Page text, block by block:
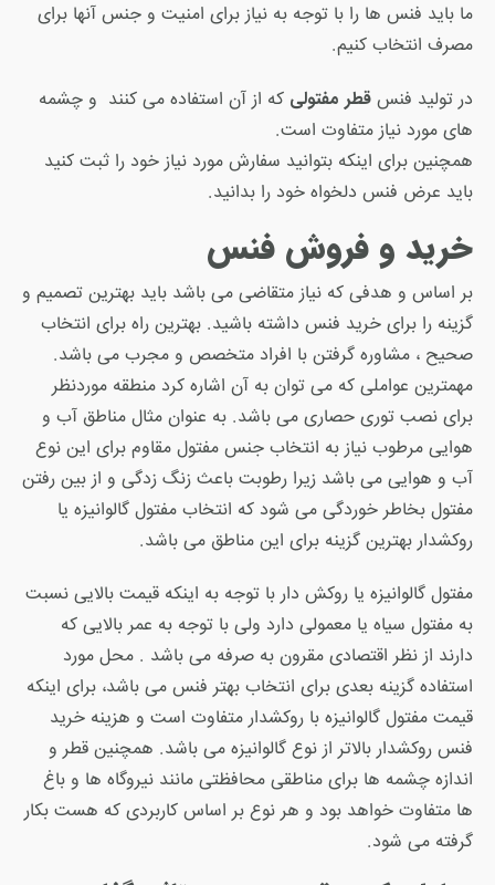
ما باید فنس ها را با توجه به نیاز برای امنیت و جنس آنها برای
مصرف انتخاب کنیم.
در تولید فنس قطر مفتولی که از آن استفاده می کنند و چشمه
های مورد نیاز متفاوت است.
همچنین برای اینکه بتوانید سفارش مورد نیاز خود را ثبت کنید
باید عرض فنس دلخواه خود را بدانید.
خرید و فروش فنس
بر اساس و هدفی که نیاز متقاضی می باشد باید بهترین تصمیم و
گزینه را برای خرید فنس داشته باشید. بهترین راه برای انتخاب
صحیح ، مشاوره گرفتن با افراد متخصص و مجرب می باشد.
مهمترین عواملی که می توان به آن اشاره کرد منطقه موردنظر
برای نصب توری حصاری می باشد. به عنوان مثال مناطق آب و
هوایی مرطوب نیاز به انتخاب جنس مفتول مقاوم برای این نوع
آب و هوایی می باشد زیرا رطوبت باعث زنگ زدگی و از بین رفتن
مفتول بخاطر خوردگی می شود که انتخاب مفتول گالوانیزه یا
روکشدار بهترین گزینه برای این مناطق می باشد.
مفتول گالوانیزه یا روکش دار با توجه به اینکه قیمت بالایی نسبت
به مفتول سیاه یا معمولی دارد ولی با توجه به عمر بالایی که
دارند از نظر اقتصادی مقرون به صرفه می باشد . محل مورد
استفاده گزینه بعدی برای انتخاب بهتر فنس می باشد، برای اینکه
قیمت مفتول گالوانیزه با روکشدار متفاوت است و هزینه خرید
فنس روکشدار بالاتر از نوع گالوانیزه می باشد. همچنین قطر و
اندازه چشمه ها برای مناطقی محافظتی مانند نیروگاه ها و باغ
ها متفاوت خواهد بود و هر نوع بر اساس کاربردی که هست بکار
گرفته می شود.